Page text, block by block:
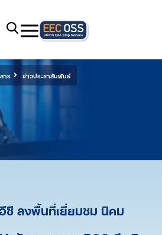
าร ข่าวประชาสัมพันธ์
ซี ลงพื้นที่เยี่ยมชม นิคม